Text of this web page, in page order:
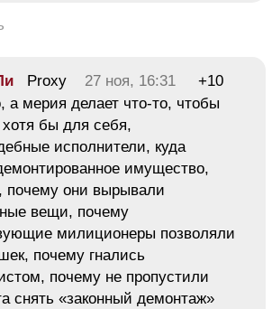
Proxy 27 ноя, 16:31
+10
а мерия делает что-то, чтобы
бы для себя,
исполнители, куда
имущество,
почему они вырывали
вещи, почему
милиционеры позволяли
почему гнались
почему не пропустили
снять «законный демонтаж»